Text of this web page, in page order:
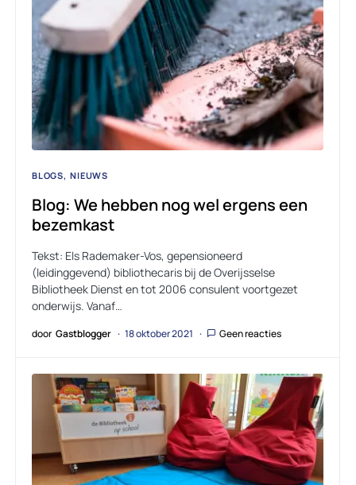
BLOGS NIEUWS
Blog: We hebben nog wel ergens een
bezemkast
Tekst: Els Rademaker-Vos, gepensioneerd
(leidinggevend) bibliothecaris bij de Overijsselse
Bibliotheek Dienst en tot 2006 consulent voortgezet
onderwijs. Vanaf…
door Gastblogger 18 oktober 2021 Geen reacties